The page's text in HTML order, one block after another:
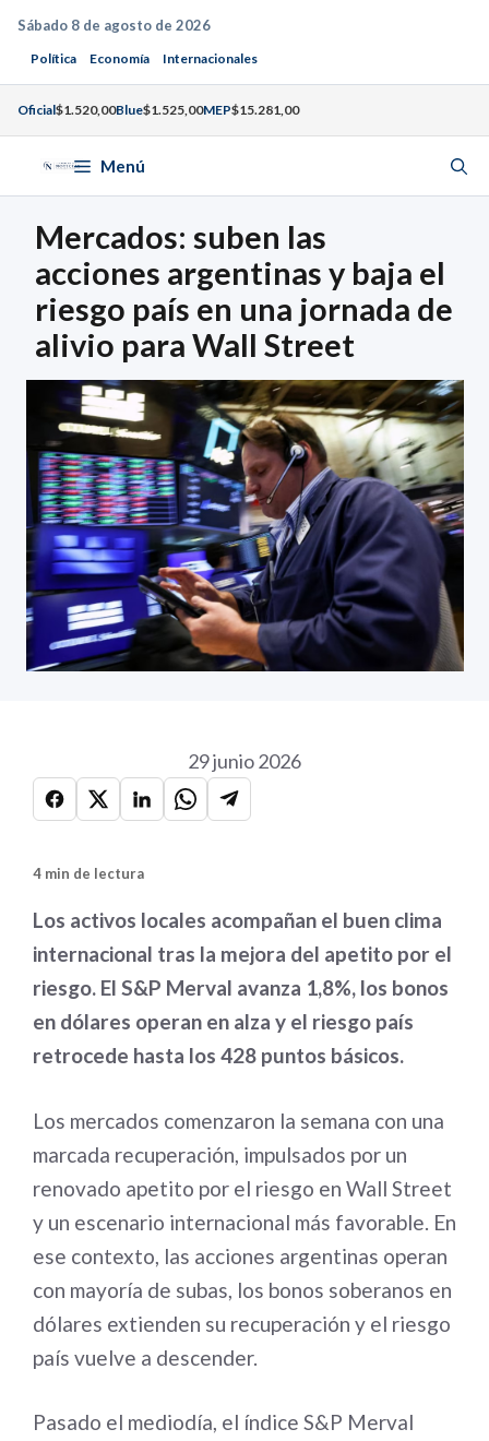
Saltar
contenido
Sábado 8 de agosto de 2026
Política Economía Internacionales
Oficial$1.520,00Blue$1.525,00MEP$15.281,00
Menú
Mercados: suben las
acciones argentinas y baja el
riesgo país en una jornada de
alivio para Wall Street
29 junio 2026
4 min de lectura
Los activos locales acompañan el buen clima
internacional tras la mejora del apetito por el
riesgo. El S&P Merval avanza 1,8%, los bonos
en dólares operan en alza y el riesgo país
retrocede hasta los 428 puntos básicos.
Los mercados comenzaron la semana con una
marcada recuperación, impulsados por un
renovado apetito por el riesgo en Wall Street
y un escenario internacional más favorable. En
ese contexto, las acciones argentinas operan
con mayoría de subas, los bonos soberanos en
dólares extienden su recuperación y el riesgo
país vuelve a descender.
Pasado el mediodía, el índice S&P Merval